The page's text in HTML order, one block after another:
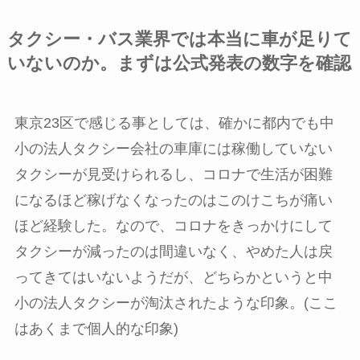
タクシー・バス業界では本当に車が足りて
いないのか。まずは公式発表の数字を確認
東京23区で感じる事としては、確かに都内でも中
小の法人タクシー会社の車庫には稼働していない
タクシーが見受けられるし、コロナで生活が困難
になるほど稼げなくなったのはこのけこちが痛い
ほど経験した。なので、コロナをきっかけにして
タクシーが減ったのは間違いなく、やめた人は戻
ってきてはいないようだが、どちらかというと中
小の法人タクシーが淘汰されたような印象。(ここ
はあくまで個人的な印象)